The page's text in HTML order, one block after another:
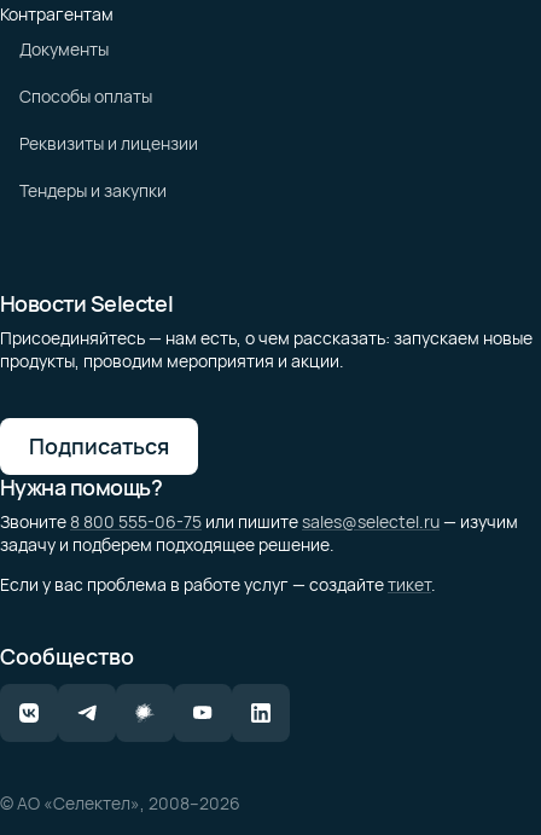
Контрагентам
Документы
Способы оплаты
Реквизиты и лицензии
Тендеры и закупки
Новости Selectel
Присоединяйтесь — нам есть, о чем рассказать: запускаем новые
продукты, проводим мероприятия и акции.
Подписаться
Нужна помощь?
Звоните 8 800 555-06-75 или пишитеsales@selectel.ru— изучим
задачу и подберем подходящее решение.
Если у вас проблема в работе услуг — создайтетикет.
Сообщество
© АО «Селектел», 2008–2026